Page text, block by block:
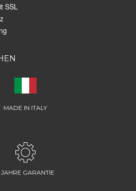
SSL
MADE IN ITALY
JAHRE GARANTIE